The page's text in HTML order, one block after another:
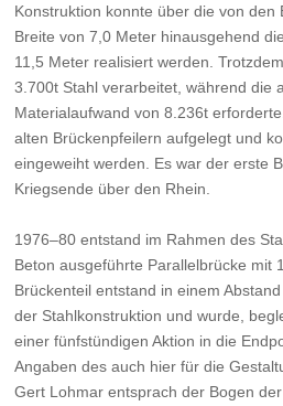
Konstruktion konnte über die von den
Breite von 7,0 Meter hinausgehend
11,5 Meter realisiert werden.
3.700t Stahl verarbeitet, während die
Materialaufwand von 8.236t
alten Brückenpfeilern aufgelegt und
eingeweiht werden. Es war der erste
Kriegsende über den Rhein.
1976–80 entstand im Rahmen des
Beton ausgeführte Parallelbrücke mit
Brückenteil entstand in einem
der Stahlkonstruktion und wurde,
einer fünfstündigen Aktion in die
Angaben des auch hier für die
Gert Lohmar entsprach der Bogen